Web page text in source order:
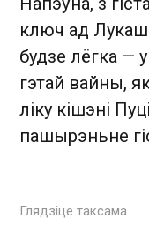
ключ ад
будзе лёгка
гэтай вайны,
ліку кішэні
пашырэньне
Глядзіце таксама